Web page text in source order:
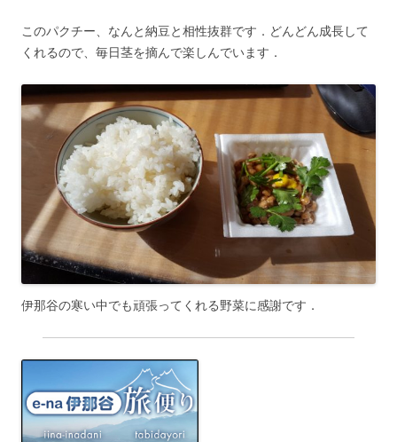
このパクチー、なんと納豆と相性抜群です．どんどん成長して
くれるので、毎日茎を摘んで楽しんでいます．
伊那谷の寒い中でも頑張ってくれる野菜に感謝です．